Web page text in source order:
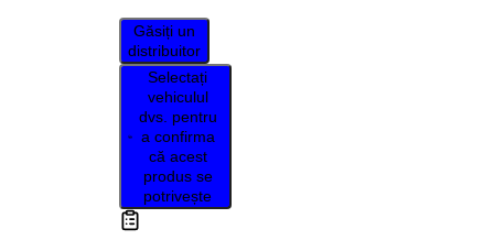
Găsiți un
distribuitor
Selectați
vehiculul
dvs. pentru
a confirma
că acest
produs se
potrivește